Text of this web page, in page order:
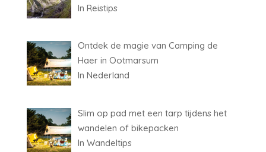
In Reistips
Ontdek de magie van Camping de
Haer in Ootmarsum
In Nederland
Slim op pad met een tarp tijdens het
wandelen of bikepacken
In Wandeltips